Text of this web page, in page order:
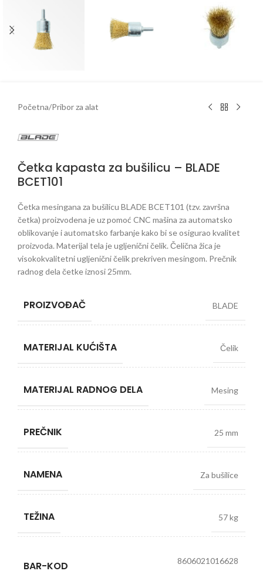
Početna/Pribor za alat
Četka kapasta za bušilicu – BLADE
BCET101
Četka mesingana za bušilicu BLADE BCET101 (tzv. završna
četka) proizvodena je uz pomoć CNC mašina za automatsko
oblikovanje i automatsko farbanje kako bi se osigurao kvalitet
proizvoda. Materijal tela je ugljenični čelik. Čelična žica je
visokokvalitetni ugljenični čelik prekriven mesingom. Prečnik
radnog dela četke iznosi 25mm.
PROIZVOĐAČ BLADE
MATERIJAL KUĆIŠTA Čelik
MATERIJAL RADNOG DELA Mesing
PREČNIK 25 mm
NAMENA Za bušilice
TEŽINA 57 kg
BAR-KOD 8606021016628